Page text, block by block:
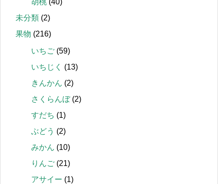
未分類 (2)
果物 (216)
いちご (59)
いちじく
(13)
きんかん (2)
さくらんぼ(2)
すだち (1)
ぶどう (2)
みかん (10)
りんご (21)
アサイー (1)